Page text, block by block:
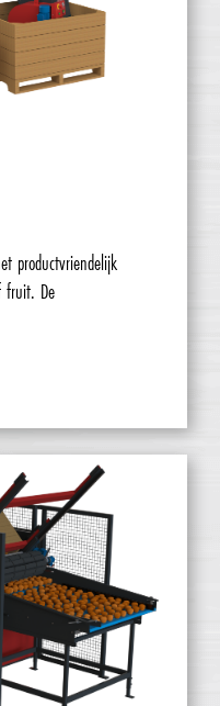
productvriendelijk
fruit. De